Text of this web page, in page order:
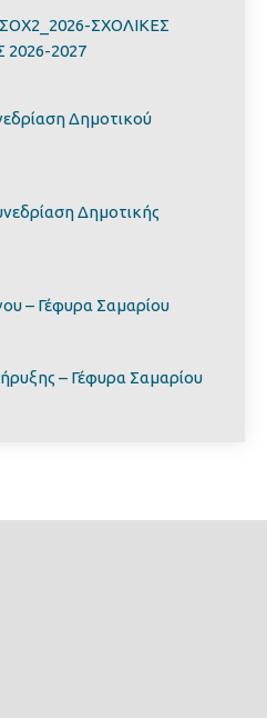
ΣΧΟΛΙΚΕΣ
2026-2027
Δημοτικού
Δημοτικής
– Γέφυρα Σαμαρίoυ
– Γέφυρα Σαμαρίoυ